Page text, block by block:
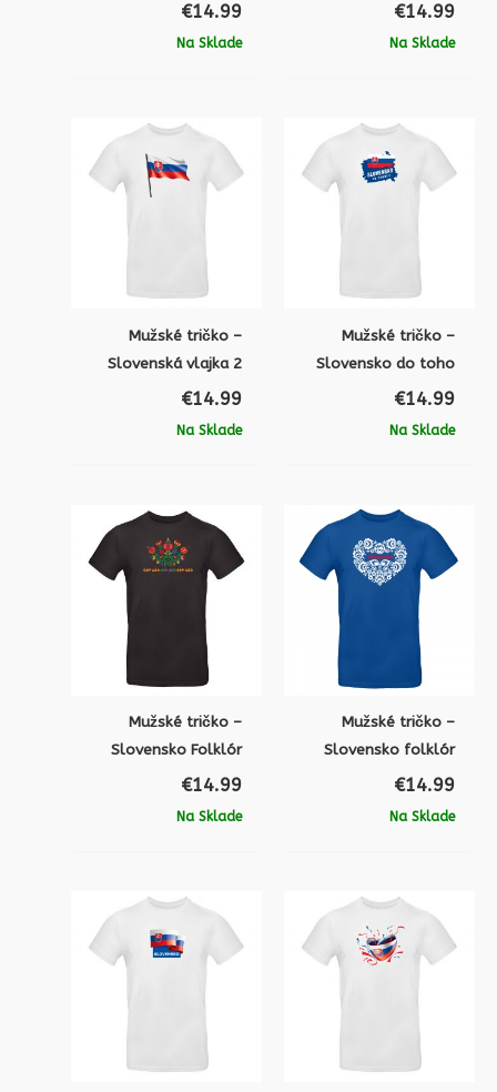
€14.99
Na Sklade
€14.99
Na Sklade
Mužské tričko –
Slovenská vlajka 2
€14.99
Na Sklade
Mužské tričko –
Slovensko do toho
€14.99
Na Sklade
Mužské tričko –
Slovensko Folklór
€14.99
Na Sklade
Mužské tričko –
Slovensko folklór
€14.99
Na Sklade